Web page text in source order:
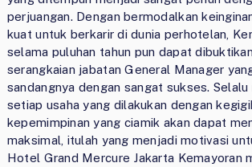
perjuangan. Dengan bermodalkan
kuat untuk berkarir di dunia perhotelan,
selama puluhan tahun pun dapat
serangkaian jabatan General Manager
sandangnya dengan sangat sukses.
setiap usaha yang dilakukan dengan
kepemimpinan yang ciamik akan dapat
maksimal, itulah yang menjadi motivasi
Hotel Grand Mercure Jakarta Kemayoran